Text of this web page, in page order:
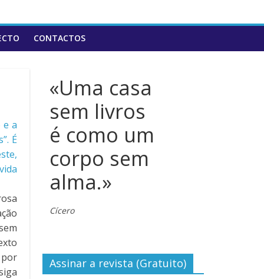
CONTACTOS
e a
É
«Uma casa
sem livros
é como um
corpo sem
alma.»
Cícero
Assinar a revista (Gratuito)